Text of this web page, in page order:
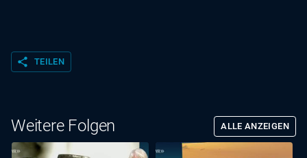
share TEILEN
Weitere Folgen ALLE ANZEIGEN